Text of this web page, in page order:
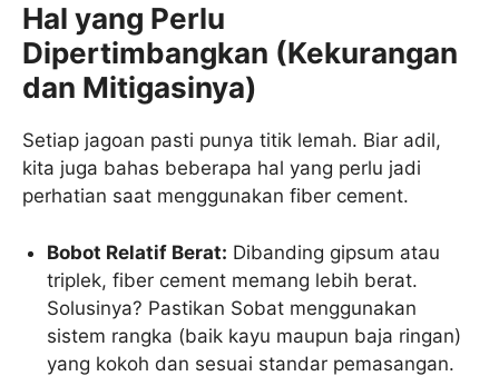
Hal yang Perlu
Dipertimbangkan (Kekurangan
dan Mitigasinya)
Setiap jagoan pasti punya titik lemah. Biar adil,
kita juga bahas beberapa hal yang perlu jadi
perhatian saat menggunakan fiber cement.
Bobot Relatif Berat: Dibanding gipsum atau
triplek, fiber cement memang lebih berat.
Solusinya? Pastikan Sobat menggunakan
sistem rangka (baik kayu maupun baja ringan)
yang kokoh dan sesuai standar pemasangan.